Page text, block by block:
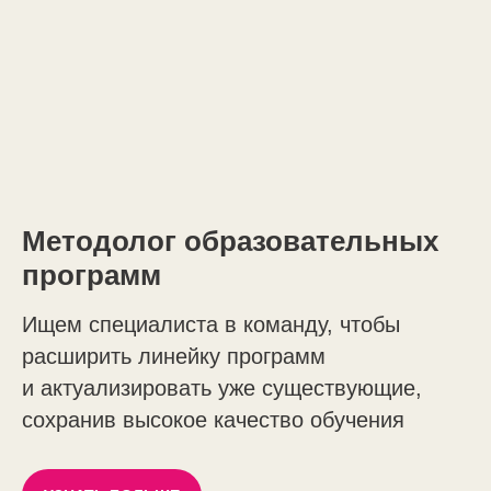
Методолог образовательных
программ
Ищем специалиста в команду, чтобы
расширить линейку программ
и актуализировать уже существующие,
сохранив высокое качество обучения